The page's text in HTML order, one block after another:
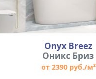
Onyx Breez
Оникс Бриз
от 2390 руб./м²